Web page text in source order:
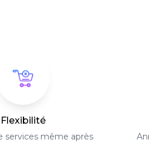
Flexibilité
services même après